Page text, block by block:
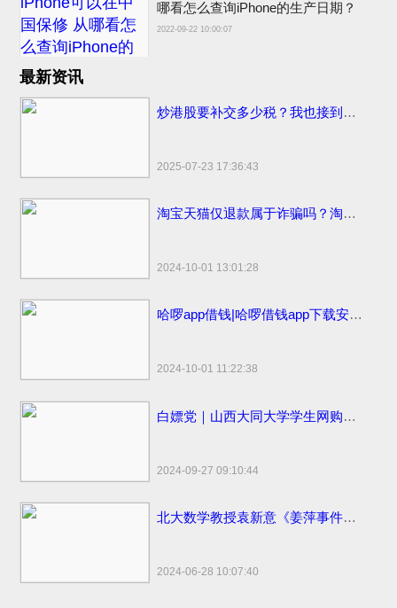
哪看怎么查询iPhone的生产日期？
2022-09-22 10:00:07
最新资讯
炒港股要补交多少税？我也接到催交补税特别行动的电话了
2025-07-23 17:36:43
淘宝天猫仅退款属于诈骗吗？淘宝天猫开始部分取消仅退款
2024-10-01 13:01:28
哈啰app借钱|哈啰借钱app下载安装免费小小上当和电话骚扰
2024-10-01 11:22:38
白嫖党｜山西大同大学学生网购申请“仅退款”被拒骂客服一小时
2024-09-27 09:10:44
北大数学教授袁新意《姜萍事件的疑点分析》点评姜萍板书 阿里巴巴竞赛受质疑
2024-06-28 10:07:40